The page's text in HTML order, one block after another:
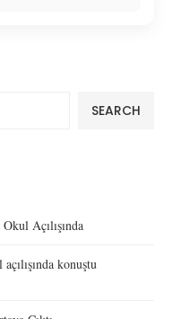
SEARCH
Açılışında
konuştu